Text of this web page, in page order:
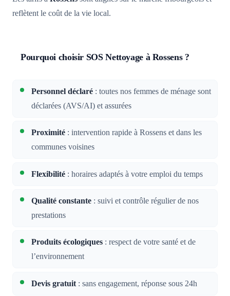
reflètent le coût de la vie local.
Pourquoi choisir SOS Nettoyage à Rossens ?
Personnel déclaré : toutes nos femmes de ménage sont
déclarées (AVS/AI) et assurées
Proximité : intervention rapide à Rossens et dans les
communes voisines
Flexibilité : horaires adaptés à votre emploi du temps
Qualité constante : suivi et contrôle régulier de nos
prestations
Produits écologiques : respect de votre santé et de
l’environnement
Devis gratuit: sans engagement, réponse sous 24h